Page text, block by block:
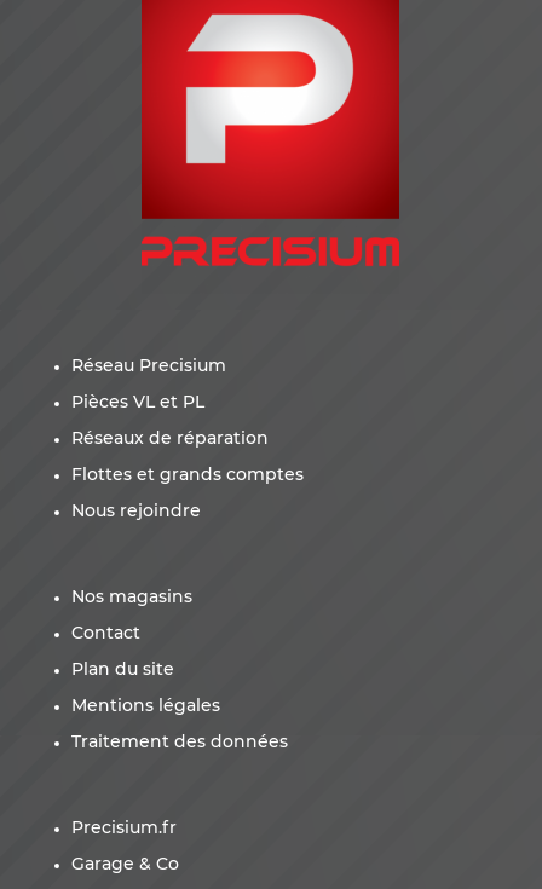
Réseau Precisium
Pièces VL et PL
Réseaux de réparation
Flottes et grands comptes
Nous rejoindre
Nos magasins
Contact
Plan du site
Mentions légales
Traitement des données
Precisium.fr
Garage & Co